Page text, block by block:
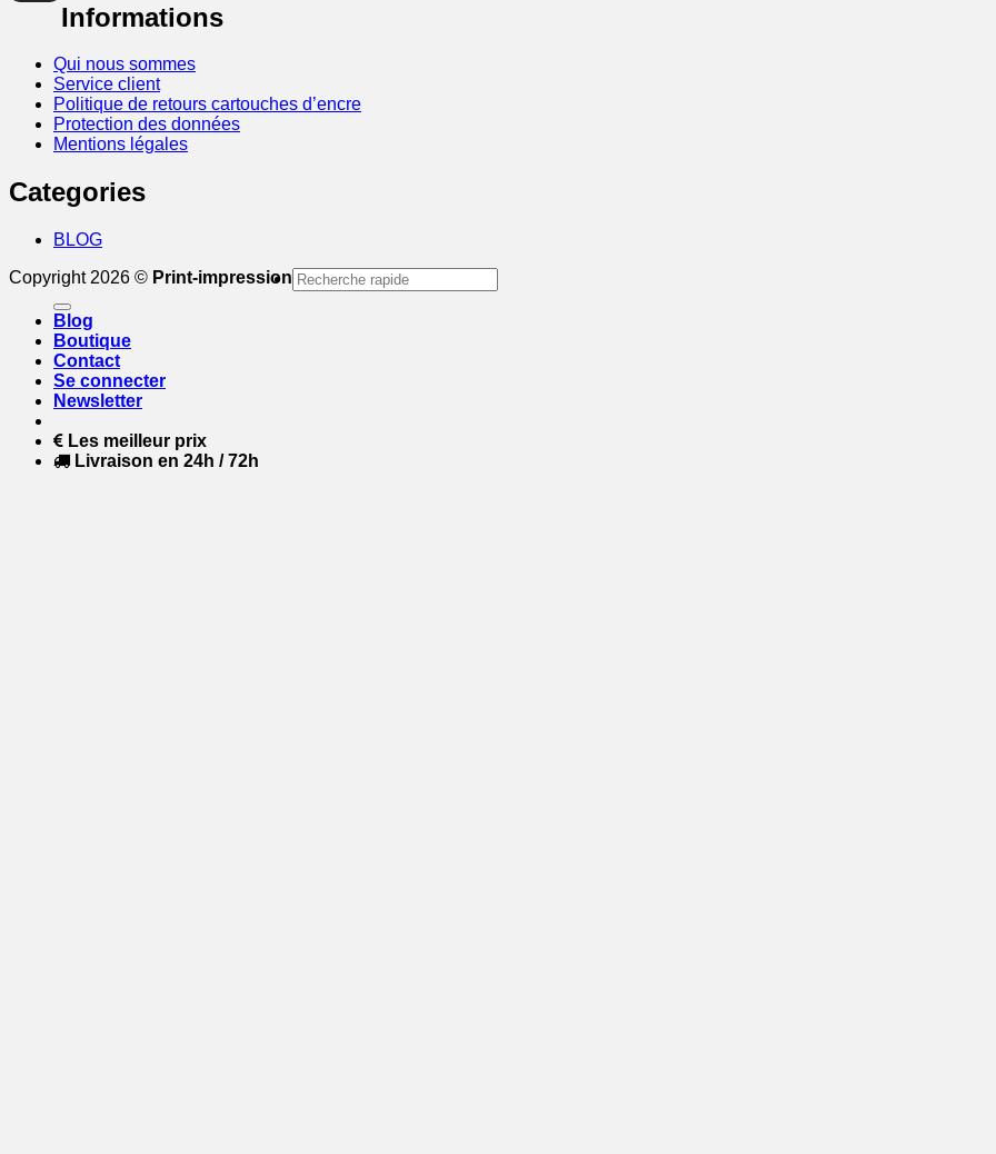
Informations
Qui nous sommes
Service client
Politique de retours cartouches d’encre
Protection des données
Mentions légales
Categories
BLOG
Copyright 2026 © Print-impression Recherche
pour :
Blog
Boutique
Contact
Se connecter
Newsletter
Les meilleur prix
Livraison en 24h / 72h